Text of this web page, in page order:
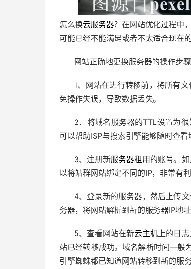
怎么换云服务器？在网站优化过程中
可能已经不能满足或者不太适合现在
网站正确地更换服务器的操作步骤
1、网站在进行转移前，将所有
免操作失误，导致数据丢失。
2、将域名服务器的TTL设置为
可以帮助ISP与搜索引擎能够随时查
3、注册新服务器租用 的账号。
以将站群网站绑定不同的IP，非常有利
4、登录新的服务器，然后上传
务器，将网站解析到新的服务器IP地
5、查看网站在新云主机上的日
站已经转移成功。域名解析时间一般
引擎蜘蛛都已知道网站转移到新的服务